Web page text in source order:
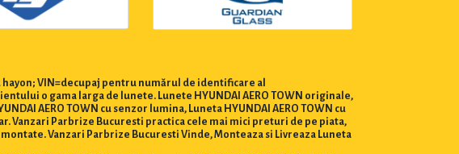
hayon; VIN=decupaj pentru numărul de identificare al
o gama larga de lunete. Lunete HYUNDAI AERO TOWN originale,
AERO TOWN cu senzor lumina, Luneta HYUNDAI AERO TOWN cu
Vanzari Parbrize Bucuresti practica cele mai mici preturi de pe piata,
Vanzari Parbrize Bucuresti Vinde, Monteaza si Livreaza Luneta